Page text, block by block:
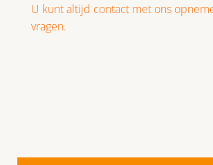
U kunt altijd contact met ons
vragen.